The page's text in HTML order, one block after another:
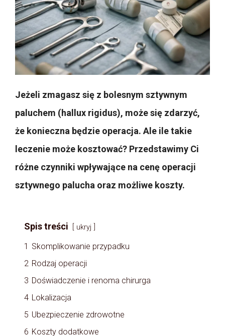
Jeżeli zmagasz się z bolesnym sztywnym
paluchem (hallux rigidus), może się zdarzyć,
że konieczna będzie operacja. Ale ile takie
leczenie może kosztować? Przedstawimy Ci
różne czynniki wpływające na cenę operacji
sztywnego palucha oraz możliwe koszty.
Spis treści ukryj
1 Skomplikowanie przypadku
2 Rodzaj operacji
3 Doświadczenie i renoma chirurga
4 Lokalizacja
5 Ubezpieczenie zdrowotne
6 Koszty dodatkowe